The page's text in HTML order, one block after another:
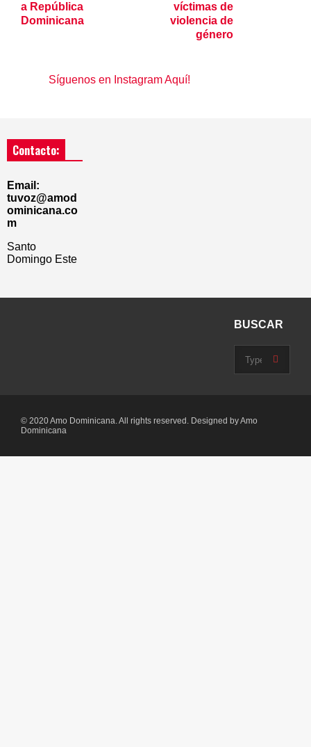
a República
Dominicana
víctimas de
violencia de
género
Síguenos en Instagram Aquí!
Contacto:
Email:
tuvoz@amod
ominicana.co
m
Santo
Domingo Este
BUSCAR
© 2020 Amo Dominicana. All rights reserved. Designed by Amo
Dominicana